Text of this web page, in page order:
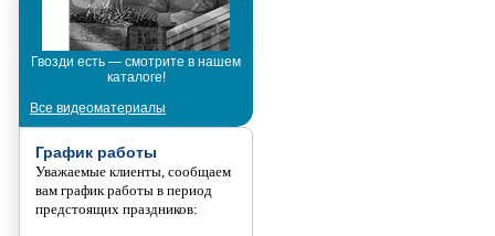
Гвозди есть — смотрите в нашем
каталоге!
Все видеоматериалы
График работы
Уважаемые клиенты, сообщаем
вам график работы в период
предстоящих праздников: